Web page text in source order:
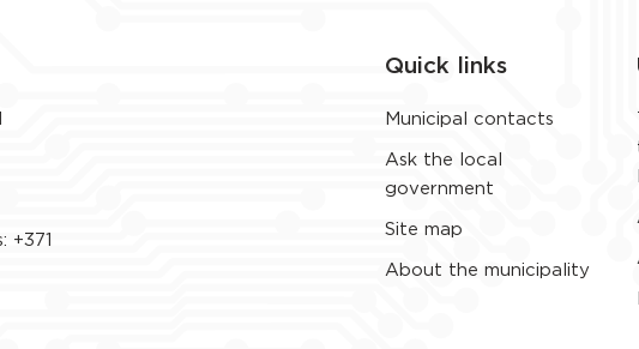
+371
Quick links
Municipal contacts
Ask the local
government
Site map
About the municipality